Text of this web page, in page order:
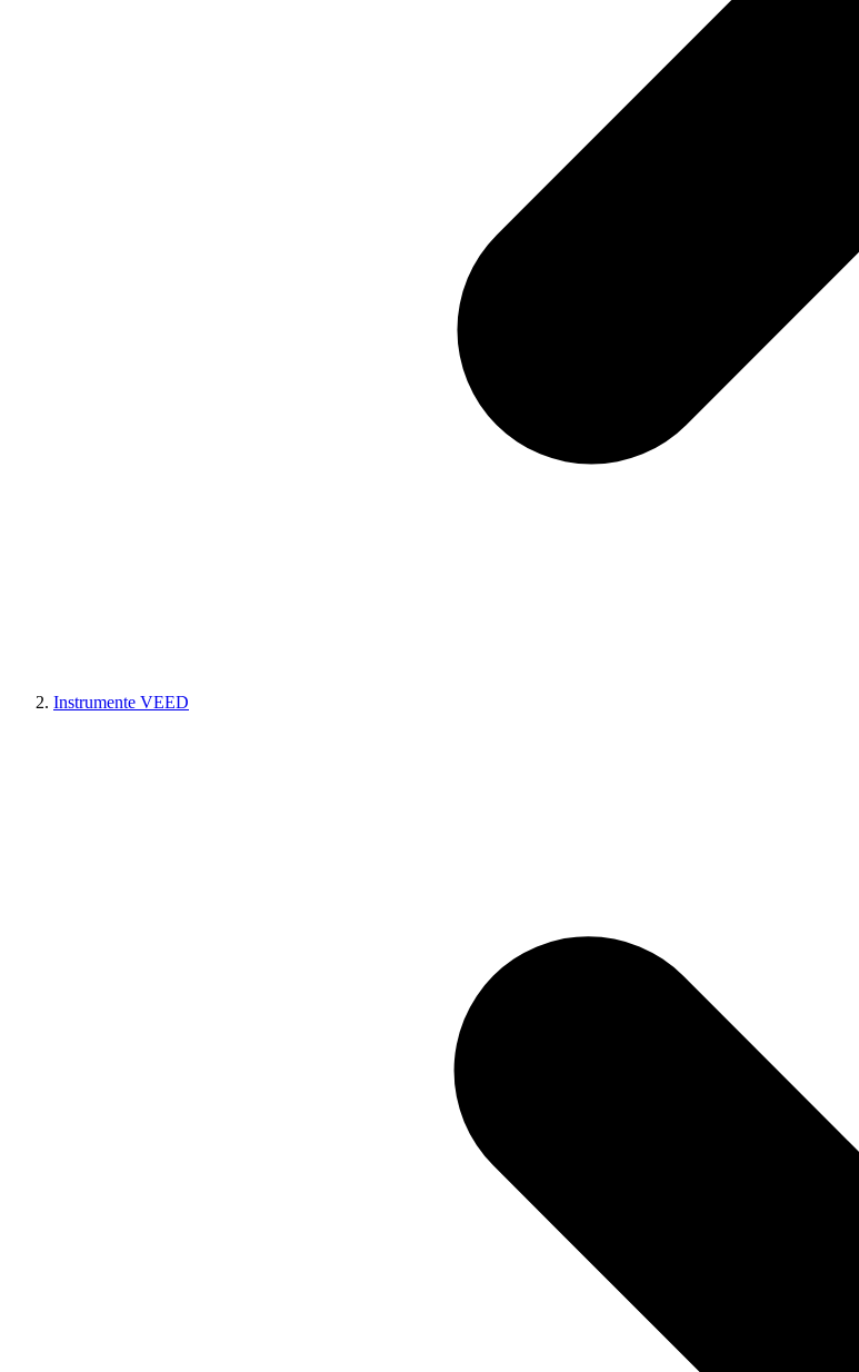
Instrumente VEED